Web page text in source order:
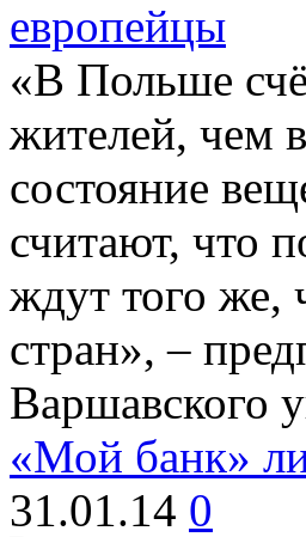
«В Польше
жителей, чем
состояние
считают, что
ждут того же,
стран», –
Варшавского
«Мой банк»
31.01.14 0